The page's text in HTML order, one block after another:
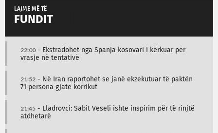
LAJME MË TË
FUNDIT
22:00- Ekstradohet nga Spanja kosovari i kërkuar për
vrasje në tentativë
21:52 - Në Iran raportohet se janë ekzekutuar të paktën
71 persona gjatë korrikut
21:45 - Lladrovci: Sabit Veseli ishte inspirim për të rinjtë
atdhetarë